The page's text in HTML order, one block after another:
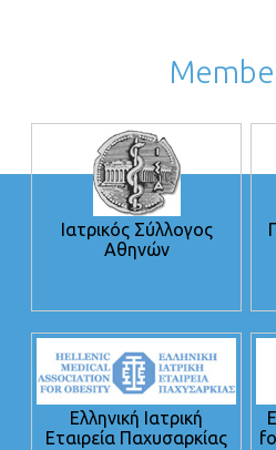
Ιατρικός Σύλλογος
Αθηνών
Ελληνική Ιατρική
Εταιρεία Παχυσαρκίας